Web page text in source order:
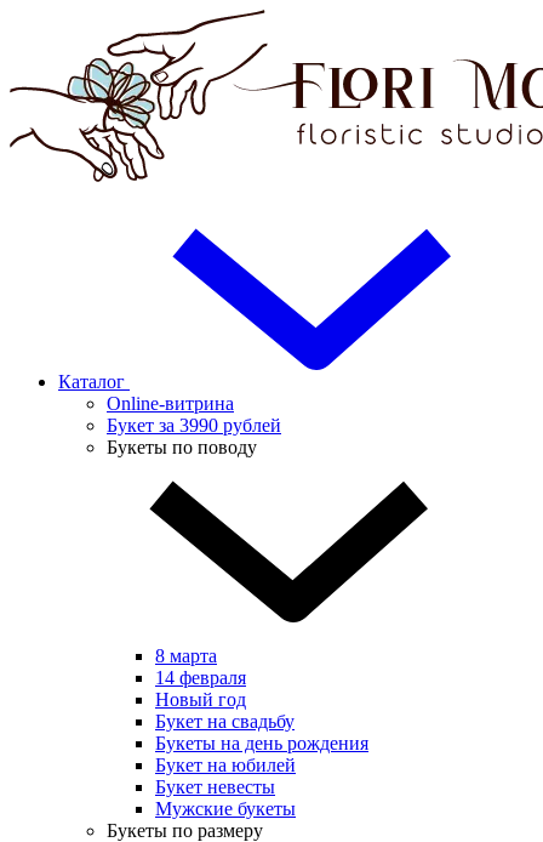
Каталог
Online-витрина
Букет за 3990 рублей
Букеты по поводу
8 марта
14 февраля
Новый год
Букет на свадьбу
Букеты на день рождения
Букет на юбилей
Букет невесты
Мужские букеты
Букеты по размеру